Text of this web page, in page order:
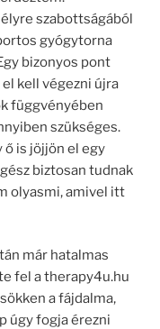
szabottságából
gyógytorna
bizonyos pont
kell végezni újra
függvényében
szükséges.
ő is jöjjön el egy
biztosan tudnak
olyasmi, amivel itt
már hatalmas
fel a therapy4u.hu
a fájdalma,
úgy fogja érezni